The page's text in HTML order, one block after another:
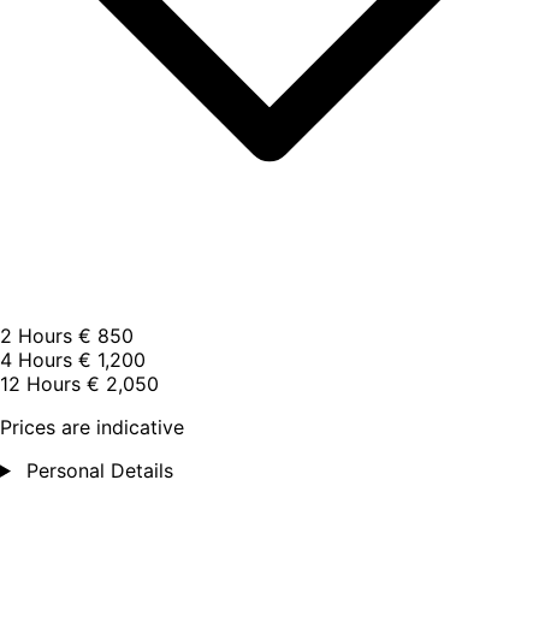
2 Hours € 850
4 Hours € 1,200
12 Hours € 2,050
Prices are indicative
Personal Details